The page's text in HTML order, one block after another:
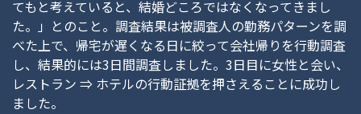
てもと考えていると、結婚どころではなくなってきまし
た。」とのこと。調査結果は被調査人の勤務パターンを調
べた上で、帰宅が遅くなる日に絞って会社帰りを行動調査
し、結果的には3日間調査しました。3日目に女性と会い、
レストラン ⇒ ホテルの行動証拠を押さえることに成功し
ました。